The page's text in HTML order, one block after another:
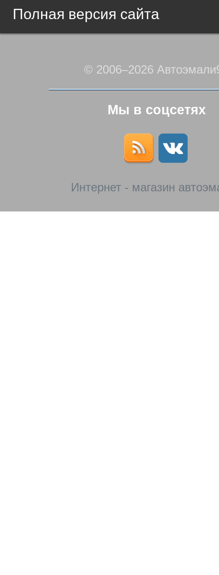
Полная версия сайта
© 2006–2026
Мы в соцсетях
Интернет - магазин